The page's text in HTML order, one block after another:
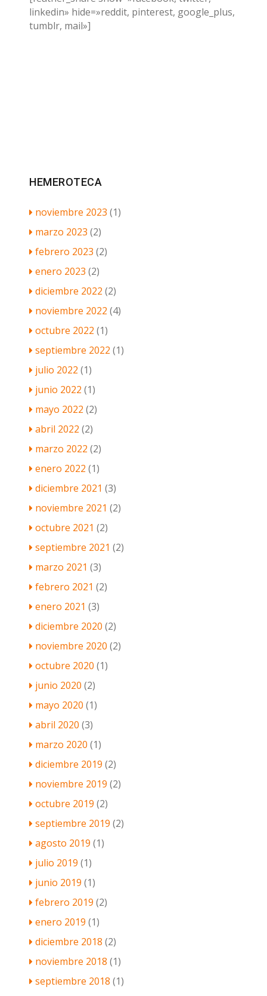
linkedin» hide=»reddit, pinterest, google_plus,
tumblr, mail»]
HEMEROTECA
noviembre 2023 (1)
marzo 2023 (2)
febrero 2023 (2)
enero 2023 (2)
diciembre 2022 (2)
noviembre 2022 (4)
octubre 2022 (1)
septiembre 2022 (1)
julio 2022 (1)
junio 2022 (1)
mayo 2022 (2)
abril 2022 (2)
marzo 2022 (2)
enero 2022 (1)
diciembre 2021 (3)
noviembre 2021 (2)
octubre 2021 (2)
septiembre 2021 (2)
marzo 2021 (3)
febrero 2021 (2)
enero 2021 (3)
diciembre 2020 (2)
noviembre 2020 (2)
octubre 2020 (1)
junio 2020 (2)
mayo 2020 (1)
abril 2020 (3)
marzo 2020 (1)
diciembre 2019 (2)
noviembre 2019 (2)
octubre 2019 (2)
septiembre 2019 (2)
agosto 2019 (1)
julio 2019 (1)
junio 2019 (1)
febrero 2019 (2)
enero 2019 (1)
diciembre 2018 (2)
noviembre 2018 (1)
septiembre 2018 (1)